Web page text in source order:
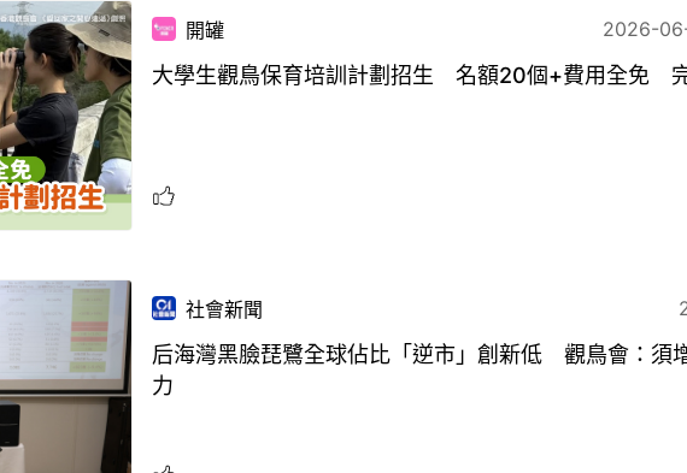
開罐 2026-
大學生觀鳥保育培訓計劃招生 名額20個+費用全免
社會新聞
后海灣黑臉琵鷺全球佔比「逆市」創新低 觀鳥會：須
力